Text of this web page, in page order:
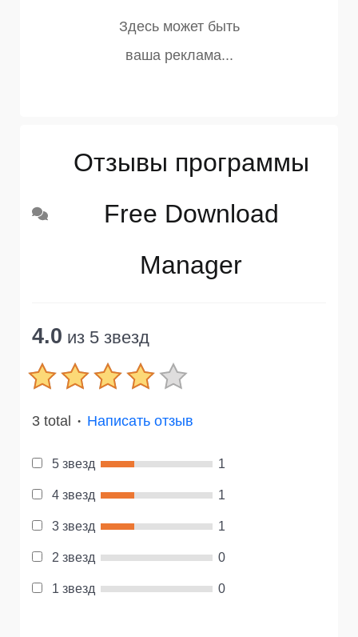
Отзывы программы
Free Download
Manager
4.0 из 5 звезд
3 total ● Написать отзыв
5 звезд 1
4 звезд 1
3 звезд 1
2 звезд 0
1 звезд 0